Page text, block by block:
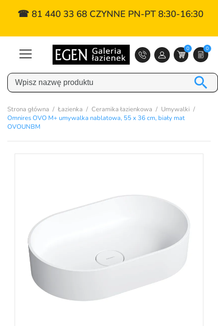
☎ 81 440 33 68 CZYNNE PN-PT 8:30-16:30
0 0

Strona główna Łazienka Ceramika łazienkowa
Umywalki
Omnires OVO M+ umywalka nablatowa, 55 x 36 cm, biały mat
OVOUNBM